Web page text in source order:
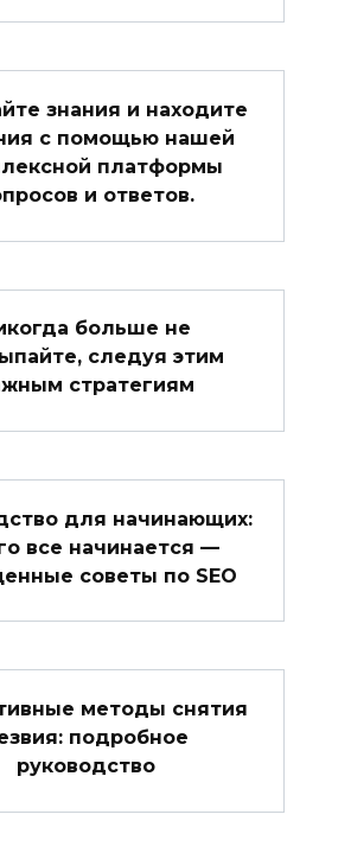
знания и находите
с помощью нашей
платформы
и ответов.
больше не
следуя этим
стратегиям
для начинающих:
все начинается —
советы по SEO
методы снятия
подробное
руководство